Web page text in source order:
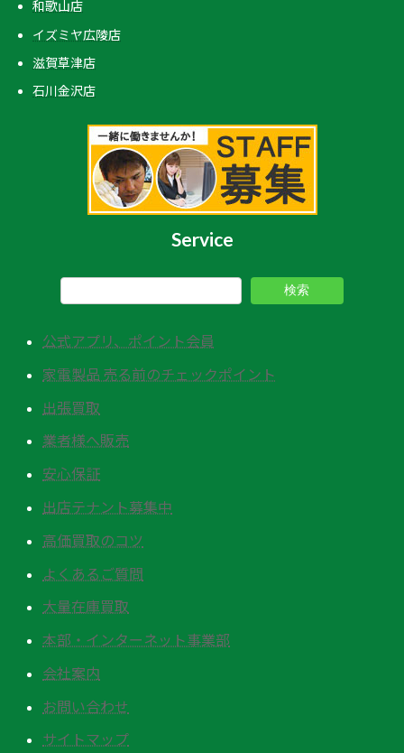
和歌山店
イズミヤ広陵店
滋賀草津店
石川金沢店
Service
検索
公式アプリ、ポイント会員
家電製品 売る前のチェックポイント
出張買取
業者様へ販売
安心保証
出店テナント募集中
高価買取のコツ
よくあるご質問
大量在庫買取
本部・インターネット事業部
会社案内
お問い合わせ
サイトマップ